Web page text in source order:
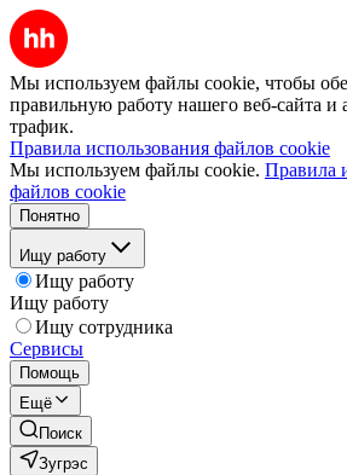
Мы используем файлы cookie, чтобы
правильную работу нашего веб-сайта и
трафик.
Правила использования файлов cookie
Мы используем файлы cookie. Правила
файлов cookie
Понятно
Ищу работу
Ищу работу
Ищу работу
Ищу сотрудника
Сервисы
Помощь
Ещё
Поиск
Зугрэс